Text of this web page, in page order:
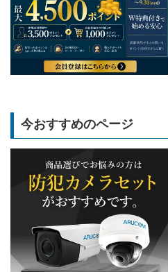
今おすすめのページ